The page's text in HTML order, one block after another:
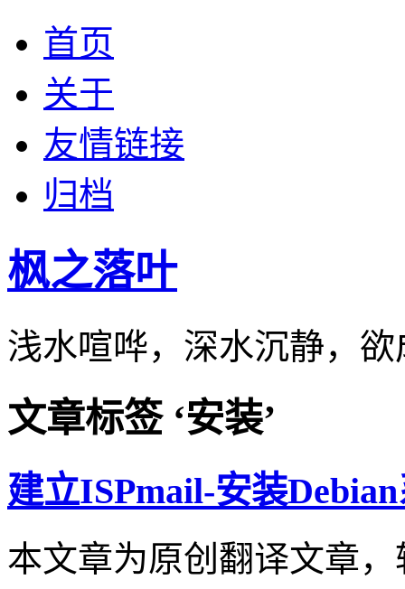
首页
关于
友情链接
归档
枫之落叶
浅水喧哗，深水沉静，
文章标签 ‘安装’
建立ISPmail-安装
本文章为原创翻译文章